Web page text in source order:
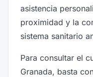
asistencia
proximidad y la
sistema sanitario
Para consultar el
Granada, basta